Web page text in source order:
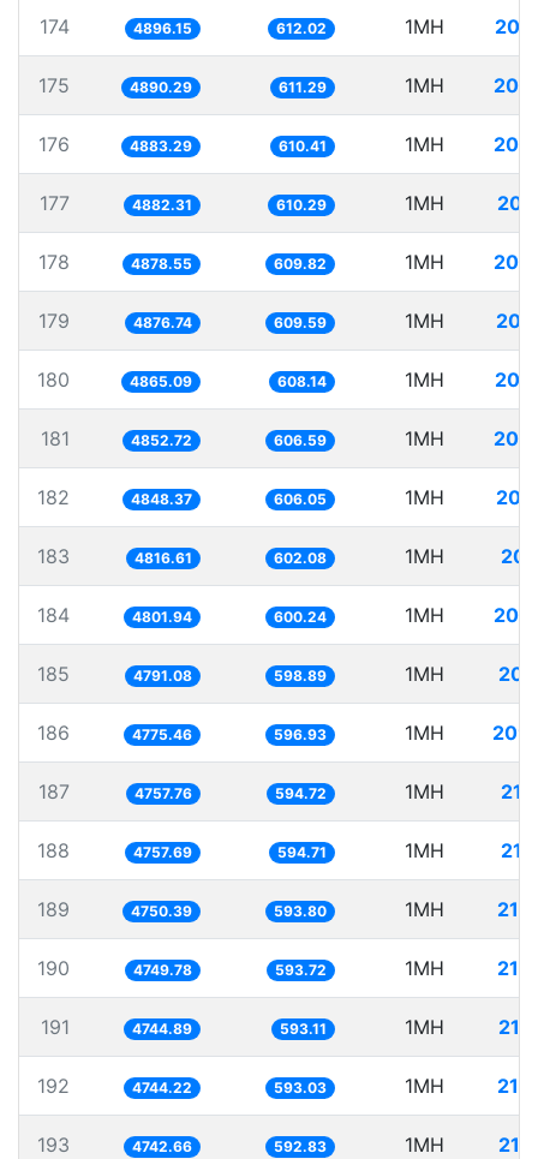
174 4896.15 612.02 1MH
175 4890.29 611.29 1MH
176 4883.29 610.41 1MH
177 4882.31 610.29 1MH
178 4878.55 609.82 1MH
179 4876.74 609.59 1MH
180 4865.09 608.14 1MH
181 4852.72 606.59 1MH
182 4848.37 606.05 1MH
183 4816.61 602.08 1MH
184 4801.94 600.24 1MH
185 4791.08 598.89 1MH
186 4775.46 596.93 1MH
187 4757.76 594.72 1MH
188 4757.69 594.71 1MH
189 4750.39 593.80 1MH
190 4749.78 593.72 1MH
191 4744.89 593.11 1MH
192 4744.22 593.03 1MH
193 4742.66 592.83 1MH